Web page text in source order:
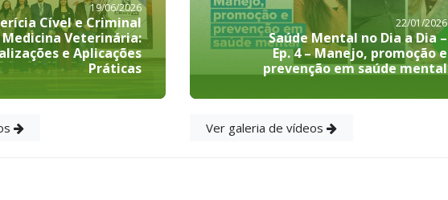
19/06/2026
Cível e Criminal
Medicina Veterinária:
e Aplicações
Práticas
22/01/2026
Saúde Mental no Dia a Dia –
Ep. 4 – Manejo, promoção e
prevenção em saúde mental
Ver galeria de vídeos